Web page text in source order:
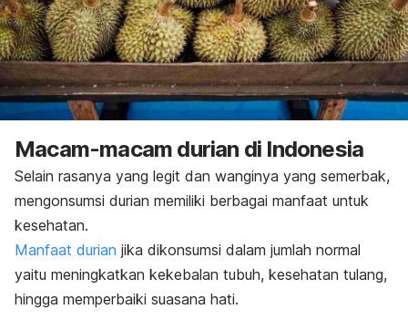
Macam-macam durian di Indonesia
Selain rasanya yang legit dan wanginya yang semerbak,
mengonsumsi durian memiliki berbagai manfaat untuk
kesehatan.
Manfaat durian jika dikonsumsi dalam jumlah normal
yaitu meningkatkan kekebalan tubuh, kesehatan tulang,
hingga memperbaiki suasana hati.